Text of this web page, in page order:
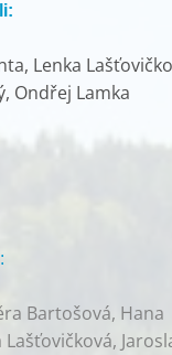
Lenka
Ondřej Lamka
Bartošová, Hana